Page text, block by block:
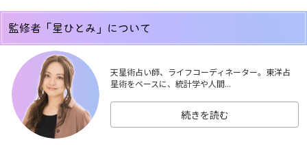
監修者「星ひとみ」について
天星術占い師、ライフコーディネーター。東洋占
星術をベースに、統計学や人間...
続きを読む